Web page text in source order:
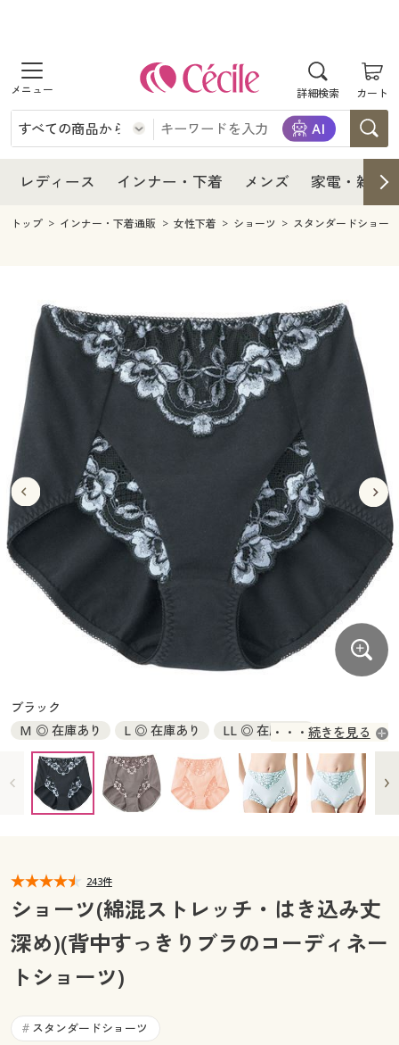
詳細検索 カート
商品を探す
レディース
レディースファッション
インナー・下着
インナー・下着通販すべて
メンズ下着
ジュニア・ティーンズ下着
メンズ
メンズファッション
メンズ下着
家電・雑貨すべて
家電
寝具・インテリア・家具
寝具・インテリア・家具通販すべて
寝具・ベッド
カーテン・ラグ・ファブリック
美容・健康
美容・健康・サプリメント
制服・スクール
制服・スクールすべて
制服・学生服
ジュニア・ティーンズ下着
大きいサイズ
大きいサイズ通販すべて
大きいサイズ レディース服
大きいサイズ レディース下着
大きいサイズ メンズ
大きいサイズ 事務・制服
バーゲン
バーゲンセール
シークレットセール
詳細検索
商品カテゴリ一覧
カタログ・チラシからのご注文
デジタルカタログ
カタログ無料プレゼント
マイページ
閲覧履歴
お気に入り
サポート
レディース インナー・下着 メンズ 家電・雑貨
レディース
レディース通販すべて
レディースファッション
インナー・下着
インナー・下着通販すべて
ジュニア・ティーンズ下着
メンズ
メンズ下着
家電
キッチン・雑貨・日用品
寝具・インテリア・家具通販すべて
家具・収納
カーテン・ラグ・ファブリック
美容・健康
美容・健康通販すべて
美容・健康・サプリメント
制服・スクール
制服・スクールすべて
制服・学生服
ジュニア・ティーンズ下着
大きいサイズ
大きいサイズ通販すべて
大きいサイズ レディース服
大きいサイズ レディース下着
大きいサイズ メンズ
大きいサイズ 事務・制服
バーゲン
バーゲンセール
シークレットセール
詳細検索
商品カテゴリ一覧
カタログ
カタログ・チラシからのご注文
カタログ無料プレゼント
会員メニュー
閲覧履歴
お気に入り
サポート
ご利用ガイド
トップ インナー・下着通販 女性下着 ショーツ スタンダードショー
ブラック
M ◎ 在庫あり
L ◎ 在庫あり
LL ◎ 在庫あり
3L ◎ 在庫あり
続きを見る
243件
ショーツ(綿混ストレッチ・はき込み丈
深め)(背中すっきりブラのコーディネー
トショーツ)
# スタンダードショーツ